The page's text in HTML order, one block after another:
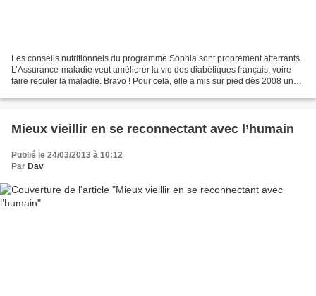
Les conseils nutritionnels du programme Sophia sont proprement atterrants.
L’Assurance-maladie veut améliorer la vie des diabétiques français, voire
faire reculer la maladie. Bravo ! Pour cela, elle a mis sur pied dès 2008 un
Mieux vieillir en se reconnectant avec l’humain
Publié le 24/03/2013 à 10:12
Par Dav